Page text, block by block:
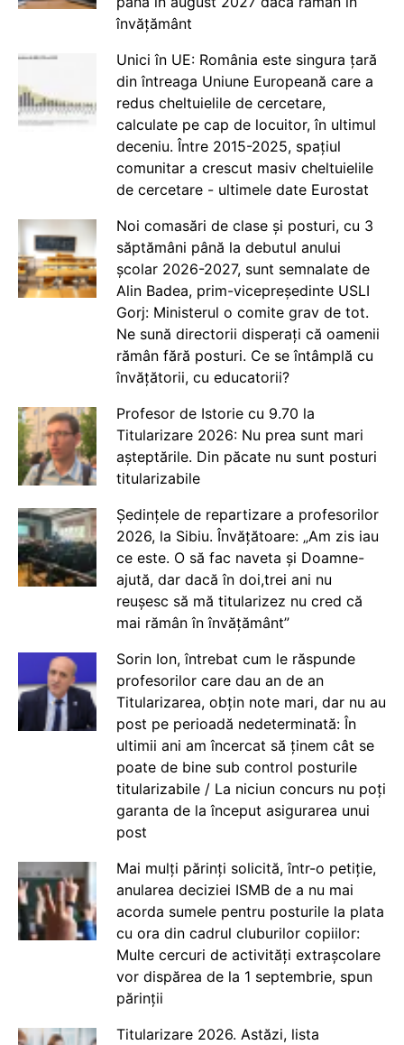
învățământ
Unici în UE: România este singura țară
din întreaga Uniune Europeană care a
redus cheltuielile de cercetare,
calculate pe cap de locuitor, în ultimul
deceniu. Între 2015-2025, spațiul
comunitar a crescut masiv cheltuielile
de cercetare - ultimele date Eurostat
Noi comasări de clase și posturi, cu 3
săptămâni până la debutul anului
școlar 2026-2027, sunt semnalate de
Alin Badea, prim-vicepreședinte USLI
Gorj: Ministerul o comite grav de tot.
Ne sună directorii disperați că oamenii
rămân fără posturi. Ce se întâmplă cu
învățătorii, cu educatorii?
Profesor de Istorie cu 9.70 la
Titularizare 2026: Nu prea sunt mari
așteptările. Din păcate nu sunt posturi
titularizabile
Ședințele de repartizare a profesorilor
2026, la Sibiu. Învățătoare: „Am zis iau
ce este. O să fac naveta și Doamne-
ajută, dar dacă în doi,trei ani nu
reușesc să mă titularizez nu cred că
mai rămân în învățământ”
Sorin Ion, întrebat cum le răspunde
profesorilor care dau an de an
Titularizarea, obțin note mari, dar nu au
post pe perioadă nedeterminată: În
ultimii ani am încercat să ținem cât se
poate de bine sub control posturile
titularizabile / La niciun concurs nu poți
garanta de la început asigurarea unui
post
Mai mulți părinți solicită, într-o petiție,
anularea deciziei ISMB de a nu mai
acorda sumele pentru posturile la plata
cu ora din cadrul cluburilor copiilor:
Multe cercuri de activități extrașcolare
vor dispărea de la 1 septembrie, spun
părinții
Titularizare 2026. Astăzi, lista